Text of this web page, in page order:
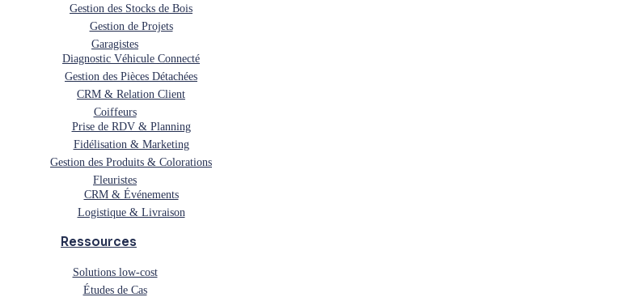
Gestion des Stocks de Bois
Gestion de Projets
Garagistes
Diagnostic Véhicule Connecté
Gestion des Pièces Détachées
CRM & Relation Client
Coiffeurs
Prise de RDV & Planning
Fidélisation & Marketing
Gestion des Produits & Colorations
Fleuristes
CRM & Événements
Logistique & Livraison
Ressources
Solutions low-cost
Études de Cas